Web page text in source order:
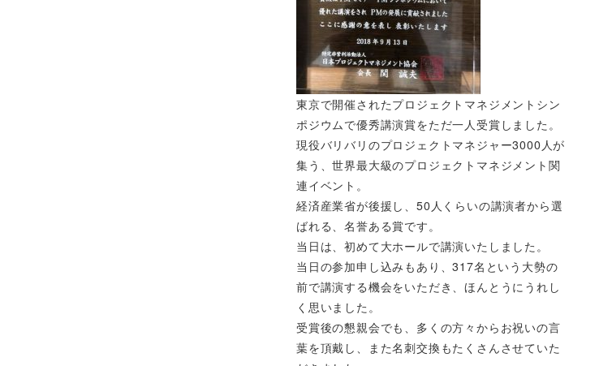
東京で開催されたプロジェクトマネジメントシン
ポジウムで優秀講演賞をただ一人受賞しました。
現役バリバリのプロジェクトマネジャー3000人が
集う、世界最大級のプロジェクトマネジメント関
連イベント。
経済産業省が後援し、50人くらいの講演者から選
ばれる、名誉ある賞です。
当日は、初めて大ホールで講演いたしました。
当日の参加申し込みもあり、317名という大勢の
前で講演する機会をいただき、ほんとうにうれし
く思いました。
受賞後の懇親会でも、多くの方々からお祝いの言
葉を頂戴し、また名刺交換もたくさんさせていた